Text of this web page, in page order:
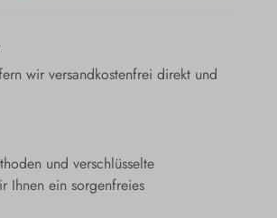
wir versandkostenfrei direkt und
und verschlüsselte
Ihnen ein sorgenfreies